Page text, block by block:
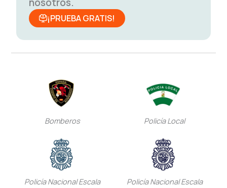
nosotros.
¡PRUEBA GRATIS!
Bomberos Policía Local
Policía Nacional Escala
Policía Nacional Escala